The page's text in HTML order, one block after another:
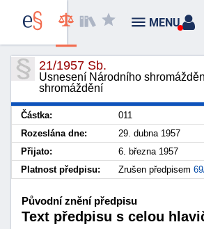
21/1957 Sb.
Usnesení Národního
shromáždění
Částka:
011
Rozeslána dne:
29. dubna 1957
Přijato:
6. března 1957
Platnost předpisu:
Zrušen předpisem
Původní znění předpisu
Text předpisu s celou
MENU